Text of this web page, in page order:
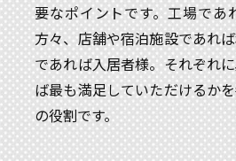
要なポイントです。工場で
方々、店舗や宿泊施設であれ
であれば入居者様。それぞれ
ば最も満足していただけるか
の役割です。